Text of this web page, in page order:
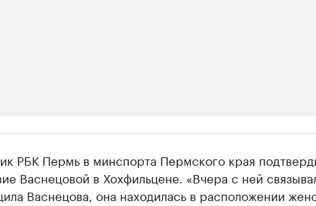
организации в нефтегазовой
данные в каталоге
РБК Пермь в минспорта Пермского края
Васнецовой в Хохфильцене. «Вчера с ней
Васнецова, она находилась в расположении